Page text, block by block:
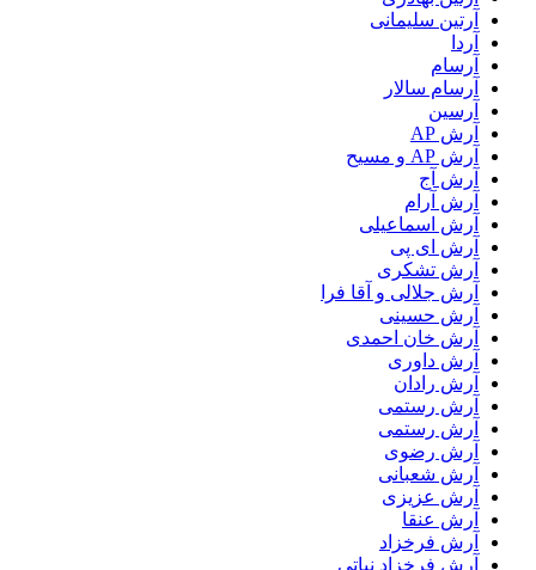
آرتین سلیمانی
آردا
آرسام
آرسام سالار
آرسین
آرش AP
آرش AP و مسیح
آرش آج
آرش آرام
آرش اسماعیلی
آرش ای پی
آرش تشکری
آرش جلالی و آقا فرا
آرش حسینی
آرش خان احمدی
آرش داوری
آرش رادان
آرش رستمى
آرش رستمی
آرش رضوی
آرش شعبانی
آرش عزیزی
آرش عنقا
آرش فرخزاد
آرش فرخزاد نباتی